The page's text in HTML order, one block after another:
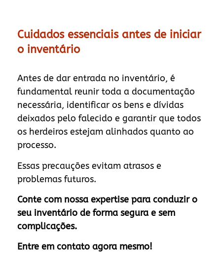
Cuidados essenciais antes de iniciar
o inventário
Antes de dar entrada no inventário, é
fundamental reunir toda a documentação
necessária, identificar os bens e dívidas
deixados pelo falecido e garantir que todos
os herdeiros estejam alinhados quanto ao
processo.
Essas precauções evitam atrasos e
problemas futuros.
Conte com nossa expertise para conduzir o
seu inventário de forma segura e sem
complicações.
Entre em contato agora mesmo!